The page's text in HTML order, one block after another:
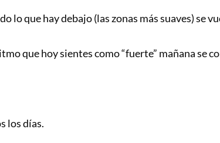
lo que hay debajo (las zonas más suaves) se
que hoy sientes como “fuerte” mañana se
los días.